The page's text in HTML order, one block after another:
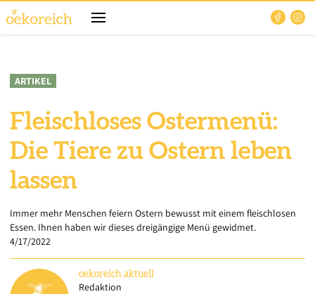
ARTIKEL
Fleischloses Ostermenü:
Die Tiere zu Ostern leben
lassen
Immer mehr Menschen feiern Ostern bewusst mit einem fleischlosen
Essen. Ihnen haben wir dieses dreigängige Menü gewidmet.
4/17/2022
oekoreich aktuell
Redaktion